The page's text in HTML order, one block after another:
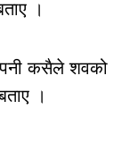
।
कसैले शवको
।